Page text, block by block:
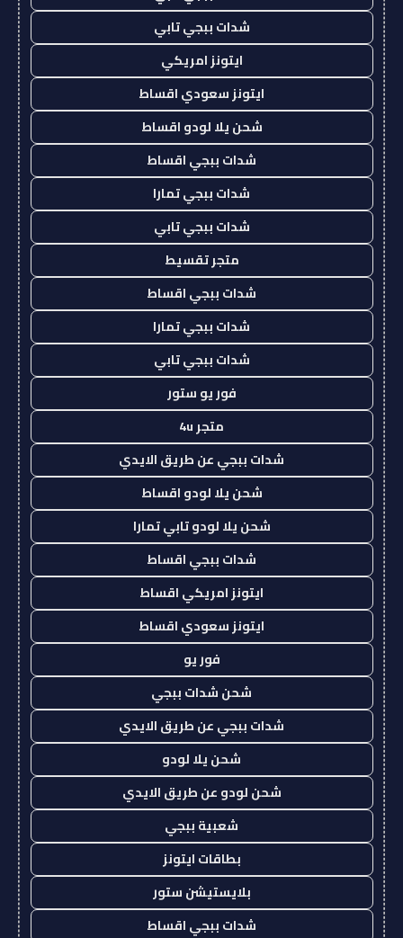
شدات ببجي تابي
ايتونز امريكي
ايتونز سعودي اقساط
شحن يلا لودو اقساط
شدات ببجي اقساط
شدات ببجي تمارا
شدات ببجي تابي
متجر تقسيط
شدات ببجي اقساط
شدات ببجي تمارا
شدات ببجي تابي
فور يو ستور
متجر 4u
شدات ببجي عن طريق الايدي
شحن يلا لودو اقساط
شحن يلا لودو تابي تمارا
شدات ببجي اقساط
ايتونز امريكي اقساط
ايتونز سعودي اقساط
فور يو
شحن شدات ببجي
شدات ببجي عن طريق الايدي
شحن يلا لودو
شحن لودو عن طريق الايدي
شعبية ببجي
بطاقات ايتونز
بلايستيشن ستور
شدات ببجي اقساط